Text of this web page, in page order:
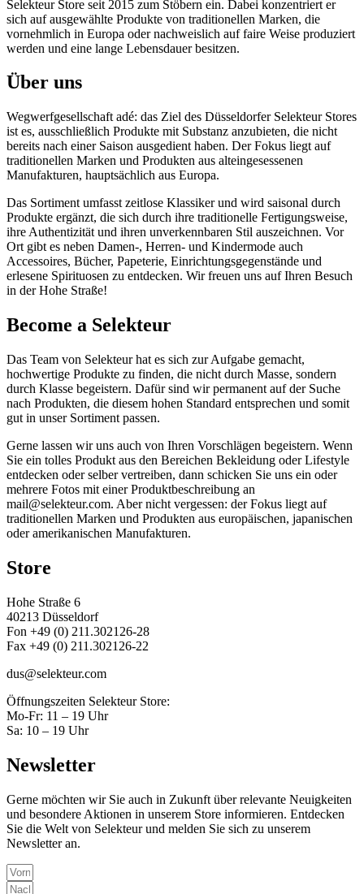
Selekteur Store seit 2015 zum Stöbern ein. Dabei konzentriert er
sich auf ausgewählte Produkte von traditionellen Marken, die
vornehmlich in Europa oder nachweislich auf faire Weise produziert
werden und eine lange Lebensdauer besitzen.
Über uns
Wegwerfgesellschaft adé: das Ziel des Düsseldorfer Selekteur Stores
ist es, ausschließlich Produkte mit Substanz anzubieten, die nicht
bereits nach einer Saison ausgedient haben. Der Fokus liegt auf
traditionellen Marken und Produkten aus alteingesessenen
Manufakturen, hauptsächlich aus Europa.
Das Sortiment umfasst zeitlose Klassiker und wird saisonal durch
Produkte ergänzt, die sich durch ihre traditionelle Fertigungsweise,
ihre Authentizität und ihren unverkennbaren Stil auszeichnen. Vor
Ort gibt es neben Damen-, Herren- und Kindermode auch
Accessoires, Bücher, Papeterie, Einrichtungsgegenstände und
erlesene Spirituosen zu entdecken. Wir freuen uns auf Ihren Besuch
in der Hohe Straße!
Become a Selekteur
Das Team von Selekteur hat es sich zur Aufgabe gemacht,
hochwertige Produkte zu finden, die nicht durch Masse, sondern
durch Klasse begeistern. Dafür sind wir permanent auf der Suche
nach Produkten, die diesem hohen Standard entsprechen und somit
gut in unser Sortiment passen.
Gerne lassen wir uns auch von Ihren Vorschlägen begeistern. Wenn
Sie ein tolles Produkt aus den Bereichen Bekleidung oder Lifestyle
entdecken oder selber vertreiben, dann schicken Sie uns ein oder
mehrere Fotos mit einer Produktbeschreibung an
mail@selekteur.com. Aber nicht vergessen: der Fokus liegt auf
traditionellen Marken und Produkten aus europäischen, japanischen
oder amerikanischen Manufakturen.
Store
Hohe Straße 6
40213 Düsseldorf
Fon +49 (0) 211.302126-28
Fax +49 (0) 211.302126-22
dus@selekteur.com
Öffnungszeiten Selekteur Store:
Mo-Fr: 11 – 19 Uhr
Sa: 10 – 19 Uhr
Newsletter
Gerne möchten wir Sie auch in Zukunft über relevante Neuigkeiten
und besondere Aktionen in unserem Store informieren. Entdecken
Sie die Welt von Selekteur und melden Sie sich zu unserem
Newsletter an.